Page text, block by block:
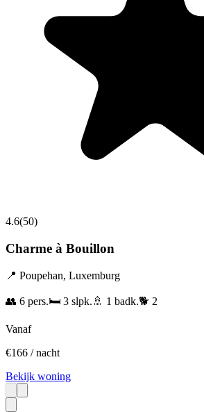
4.6(50)
Charme à Bouillon
📍 Poupehan, Luxemburg
👥 6 pers.🛏️ 3 slpk. 🚿 1 badk.🐕 2
Vanaf
€166 / nacht
Bekijk woning